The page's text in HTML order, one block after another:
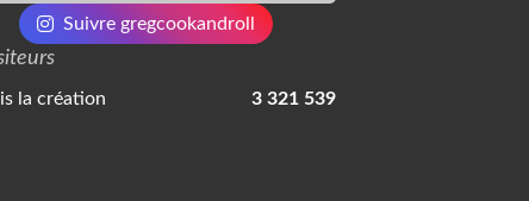
Suivre gregcookandroll
la création 3 321 539